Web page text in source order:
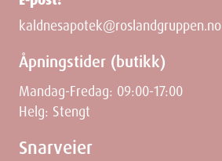
Dimensjoner
Width
kaldnesapotek@roslandgruppen.no
Åpningstider (butikk)
Mandag-Fredag: 09:00-17:00
Helg: Stengt
Snarveier